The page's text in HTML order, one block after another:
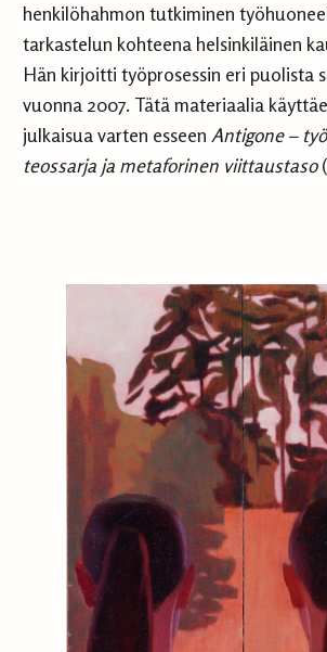
henkilöhahmon tutkiminen
tarkastelun kohteena helsinkiläinen
Hän kirjoitti työprosessin eri puolista
vuonna 2007. Tätä materiaalia
julkaisua varten esseen Antigone –
teossarja ja metaforinen viittaustaso